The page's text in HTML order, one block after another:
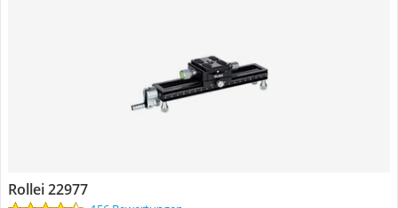
Rollei 22977